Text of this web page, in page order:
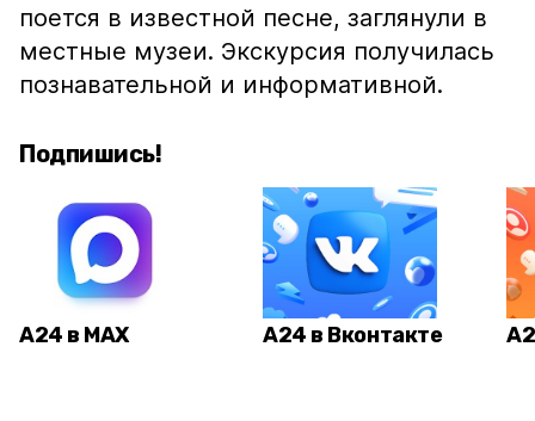
поется в известной песне, заглянули в
местные музеи. Экскурсия получилась
познавательной и информативной.
Подпишись!
А24 в MAX А24 в Вконтакте